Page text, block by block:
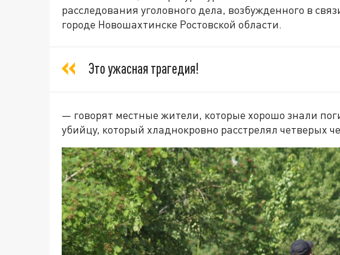
расследования уголовного дела, возбужденного в
городе Новошахтинске Ростовской области.
Это ужасная трагедия!
— говорят местные жители, которые хорошо знали
убийцу, который хладнокровно расстрелял четверых